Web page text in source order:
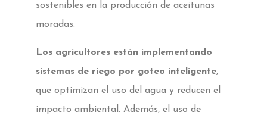
sostenibles en la producción de aceitunas
moradas.
Los agricultores están implementando
sistemas de riego por goteo inteligente,
que optimizan el uso del agua y reducen el
impacto ambiental. Además, el uso de